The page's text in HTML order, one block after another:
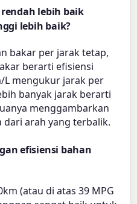
lebih baik
lebih baik?
bakar per jarak tetap,
berarti efisiensi
L mengukur jarak per
banyak jarak berarti
menggambarkan
dari arah yang terbalik.
efisiensi bahan
(atau di atas 39 MPG